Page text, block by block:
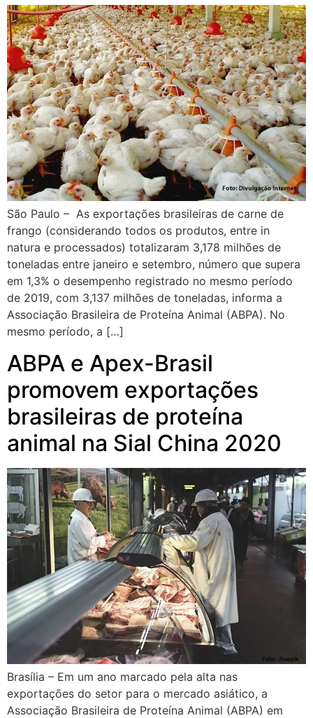
São Paulo – As exportações brasileiras de carne de
frango (considerando todos os produtos, entre in
natura e processados) totalizaram 3,178 milhões de
toneladas entre janeiro e setembro, número que supera
em 1,3% o desempenho registrado no mesmo período
de 2019, com 3,137 milhões de toneladas, informa a
Associação Brasileira de Proteína Animal (ABPA). No
mesmo período, a […]
ABPA e Apex-Brasil
promovem exportações
brasileiras de proteína
animal na Sial China 2020
Brasília – Em um ano marcado pela alta nas
exportações do setor para o mercado asiático, a
Associação Brasileira de Proteína Animal (ABPA) em